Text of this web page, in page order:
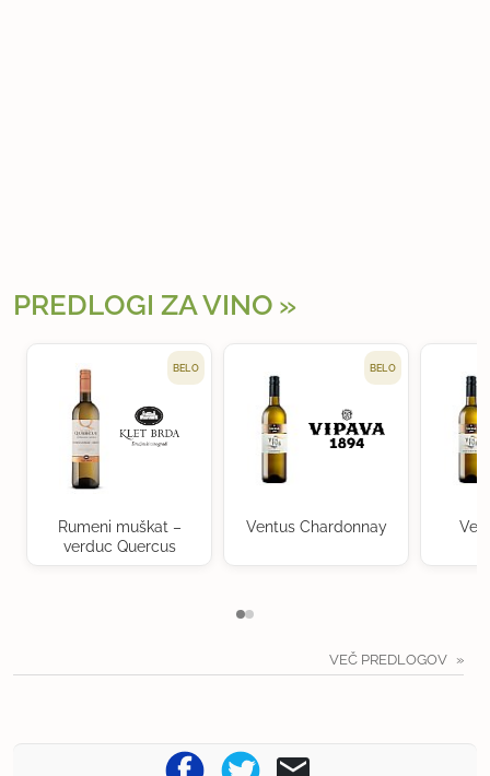
PREDLOGI ZA VINO
BELO
Rumeni muškat –
verduc Quercus
BELO
Ventus Chardonnay
VEČ PREDLOGOV